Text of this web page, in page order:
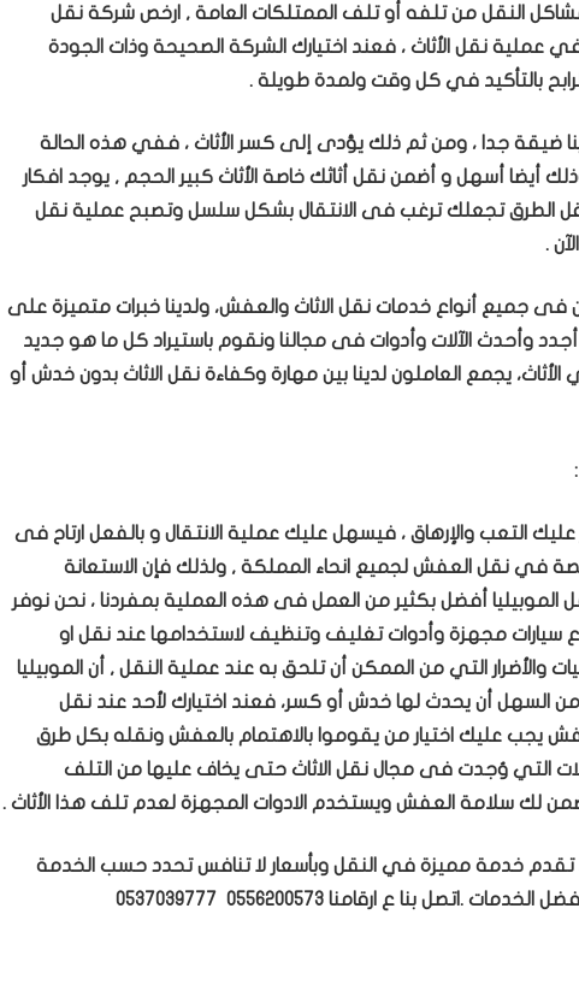
النقل من تلفه أو تلف الممتلكات العامة , ارخص شركة نقل
نقل الأثاث ، فعند اختيارك الشركة الصحيحة وذات الجودة
بالتأكيد في كل وقت ولمدة طويلة .
ضيقة جدا ، ومن ثم ذلك يؤدى إلى كسر الأثاث ، ففي هذه الحالة
أيضا أسهل و أضمن نقل أثاثك خاصة الأثاث كبير الحجم , يوجد افكار
الطرق تجعلك ترغب فى الانتقال بشكل سلسل وتصبح عملية نقل
.
أنواع خدمات نقل الاثاث والعفش، ولدينا خبرات متميزة على
وأحدث الآلات وأدوات فى مجالنا ونقوم باستيراد كل ما هو جديد
يجمع العاملون لدينا بين مهارة وكفاءة نقل الاثاث بدون خدش أو
التعب والإرهاق ، فيسهل عليك عملية الانتقال و بالفعل ارتاح فى
في نقل العفش لجميع انحاء المملكة , ولذلك فإن الاستعانة
أفضل بكثير من العمل فى هذه العملية بمفردنا ، نحن نوفر
سيارات مجهزة وأدوات تغليف وتنظيف لاستخدامها عند نقل او
والأضرار التي من الممكن أن تلحق به عند عملية النقل , أن الموبيليا
السهل أن يحدث لها خدش أو كسر، فعند اختيارك لأحد عند نقل
يجب عليك اختيار من يقوموا بالاهتمام بالعفش ونقله بكل طرق
التي وُجدت فى مجال نقل الاثاث حتى يخاف عليها من التلف
لك سلامة العفش ويستخدم الادوات المجهزة لعدم تلف هذا الأثاث .
تقدم خدمة مميزة في النقل وبأسعار لا تنافس تحدد حسب الخدمة
بنا ع ارقامنا 0556200573 0537039777